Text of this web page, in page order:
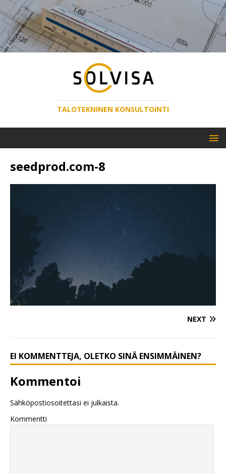
TALOTEKNINEN KONSULTOINTI
seedprod.com-8
NEXT
EI KOMMENTTEJA, OLETKO SINÄ ENSIMMÄINEN?
Kommentoi
Sähköpostiosoitettasi ei julkaista.
Kommentti